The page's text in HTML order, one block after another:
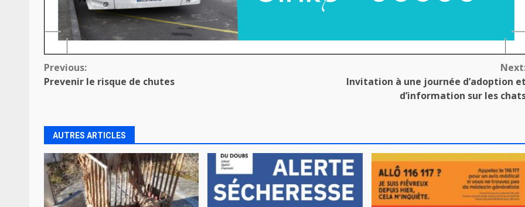
Continue
Previous:
Prevenir le risque de chutes
Invitation à une journée d’adoption et
d’information sur les
AUTRES ARTICLES